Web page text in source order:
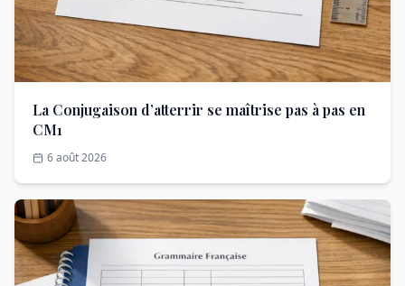
La Conjugaison d’atterrir se maîtrise pas à pas en
CM1
6 août 2026